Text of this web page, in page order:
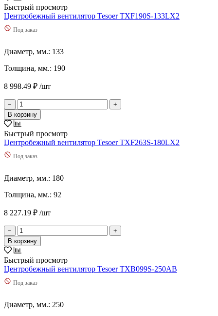
Быстрый просмотр
Центробежный вентилятор Tesoer TXF190S-133LX2
Под заказ
Диаметр, мм.: 133
Толщина, мм.: 190
8 998.49 ₽ /шт
−
+
В корзину
Быстрый просмотр
Центробежный вентилятор Tesoer TXF263S-180LX2
Под заказ
Диаметр, мм.: 180
Толщина, мм.: 92
8 227.19 ₽ /шт
−
+
В корзину
Быстрый просмотр
Центробежный вентилятор Tesoer TXB099S-250AB
Под заказ
Диаметр, мм.: 250